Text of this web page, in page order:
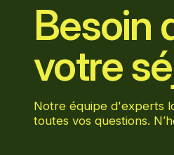
Besoin
votre
Notre équipe d'experts
toutes vos questions.